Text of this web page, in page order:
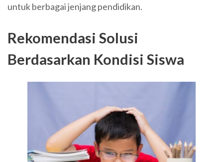
untuk berbagai jenjang pendidikan.
Rekomendasi Solusi
Berdasarkan Kondisi Siswa